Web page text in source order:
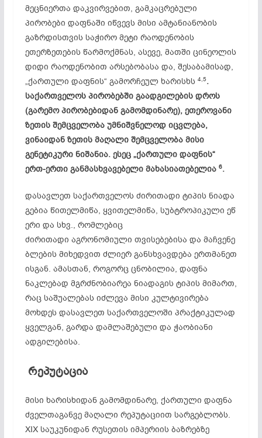
მეცნიერთა დაკვირვებით, გამკაცრებული
პირობები დაფნაში იწვევს მისი ამტანიანობის
გაზრდისთვის საჭირო მეტი რაოდენობის
ეთერზეთების წარმოქმნას, ასევე, მათში ცინეოლის
დიდი რაოდენობით არსებობასა და, შესაბამისად,
„ქართული დაფნის“ გამორჩეულ ხარისხს 4,5.
საქართველოს პირობებში გაადგილების დროს
(გარემო პირობებიდან გამომდინარე), ეთეროვანი
ზეთის შემცველობა უმნიშვნელოდ იცვლება,
ვინაიდან ზეთის მაღალი შემცველობა მისი
გენეტიკური ნიშანია. ესეც „ქართული დაფნის“
ერთ-ერთი განმასხვავებელი მახასიათებელია 6.
დასავლეთ საქართველოს ძირითადი ტიპის ნიადა
გებია წითელმიწა, ყვითელმიწა, სუბტროპიკული ეწ
ერი და სხვ., რომლებიც
ძირითადი აგრონომიული თვისებებისა და მაჩვენე
ბლების მიხედვით ძლიერ განსხვავდება ერთმანეთ
ისგან. ამასთან, როგორც ცნობილია, დაფნა
ნაკლებად მგრძნობიარეა ნიადაგის ტიპის მიმართ,
რაც საშუალებას იძლევა მისი კულტივირება
მოხდეს დასავლეთ საქართველოში პრაქტიკულად
ყველგან, გარდა დამლაშებული და ჭაობიანი
ადგილებისა.
რეპუტაცია
მისი ხარისხიდან გამომდინარე, ქართული დაფნა
ძველთაგანვე მაღალი რეპუტაციით სარგებლობს.
XIX საუკუნიდან რუსეთის იმპერიის ბაზრებზე